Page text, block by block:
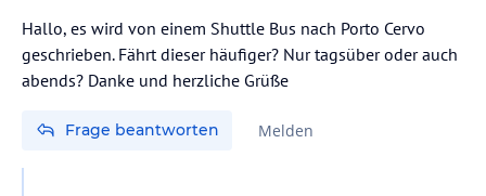
Hallo, es wird von einem Shuttle Bus nach Porto Cervo
geschrieben. Fährt dieser häufiger? Nur tagsüber oder auch
abends? Danke und herzliche Grüße
Frage beantworten Melden